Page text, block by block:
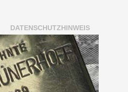
DATENSCHUTZHINWEIS